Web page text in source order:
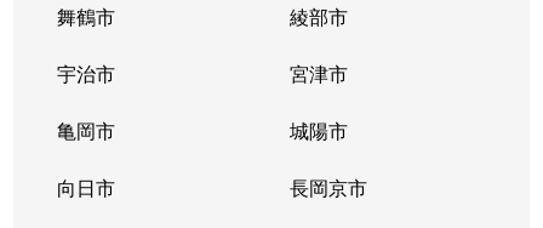
舞鶴市 綾部市
宇治市 宮津市
亀岡市 城陽市
向日市 長岡京市